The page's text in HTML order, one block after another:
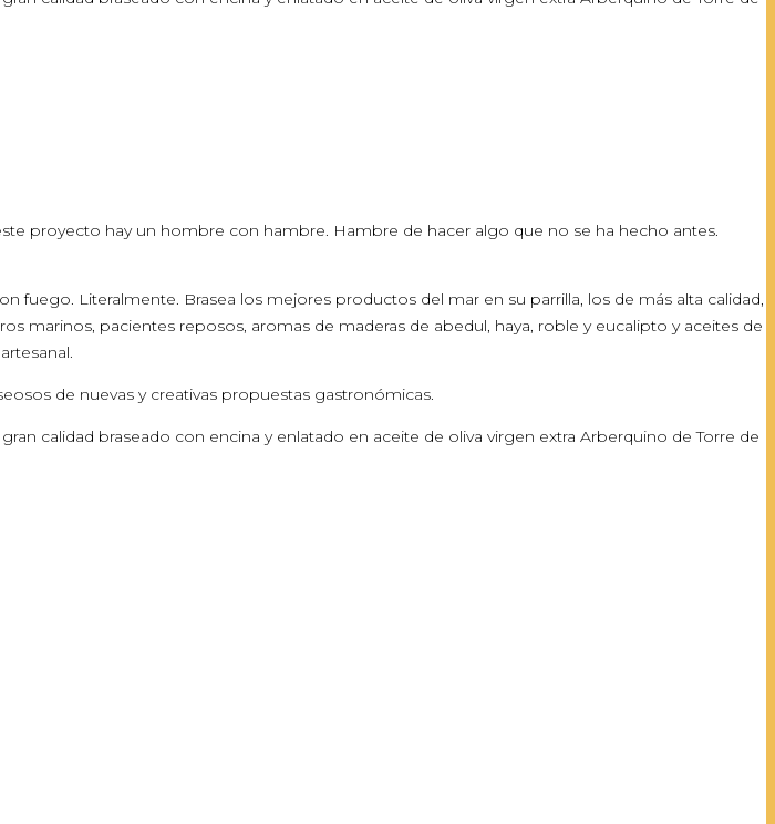
proyecto hay un hombre con hambre. Hambre de hacer algo que no se ha hecho antes.
fuego. Literalmente. Brasea los mejores productos del mar en su parrilla, los de más alta calidad,
pacientes reposos, aromas de maderas de abedul, haya, roble y eucalipto y aceites de
de nuevas y creativas propuestas gastronómicas.
calidad braseado con encina y enlatado en aceite de oliva virgen extra Arberquino de Torre de